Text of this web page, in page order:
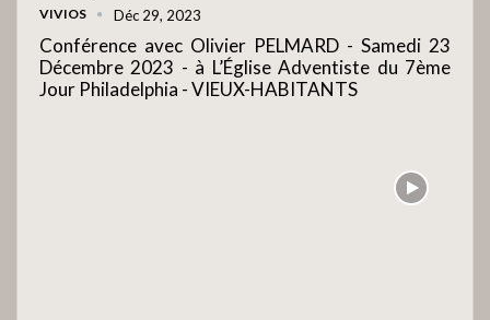
VIVIOS Déc 29, 2023
Conférence avec Olivier PELMARD - Samedi 23
Décembre 2023 - à L’Église Adventiste du 7ème
Jour Philadelphia - VIEUX-HABITANTS